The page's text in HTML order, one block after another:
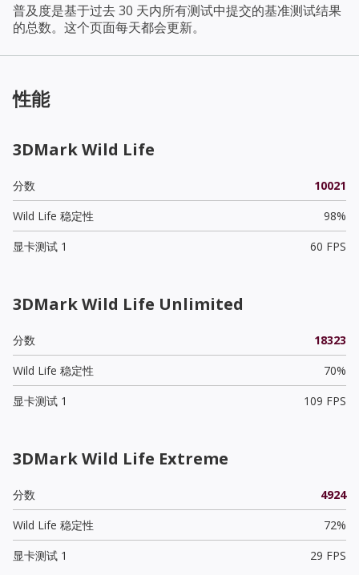
普及度是基于过去 30 天内所有测试中提交的基准测试结果
的总数。这个页面每天都会更新。
性能
3DMark Wild Life
分数
10021
Wild Life 稳定性
98%
显卡测试 1
60 FPS
3DMark Wild Life Unlimited
分数
18323
Wild Life 稳定性
70%
显卡测试 1
109 FPS
3DMark Wild Life Extreme
分数
4924
Wild Life 稳定性
72%
显卡测试 1
29 FPS